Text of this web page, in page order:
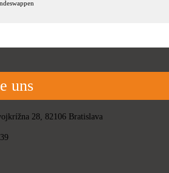
uns
28, 82106 Bratislava